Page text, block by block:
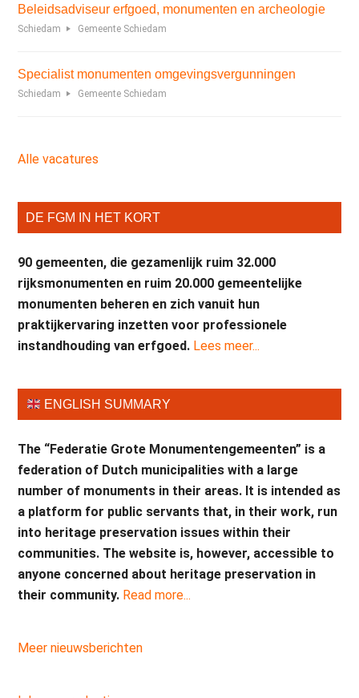
Beleidsadviseur erfgoed, monumenten en archeologie
Schiedam Gemeente Schiedam
Specialist monumenten omgevingsvergunningen
Schiedam Gemeente Schiedam
Alle vacatures
DE FGM IN HET KORT
90 gemeenten, die gezamenlijk ruim 32.000
rijksmonumenten en ruim 20.000 gemeentelijke
monumenten beheren en zich vanuit hun
praktijkervaring inzetten voor professionele
instandhouding van erfgoed. Lees meer...
ENGLISH SUMMARY
The “Federatie Grote Monumentengemeenten” is a
federation of Dutch municipalities with a large
number of monuments in their areas. It is intended as
a platform for public servants that, in their work, run
into heritage preservation issues within their
communities. The website is, however, accessible to
anyone concerned about heritage preservation in
their community. Read more...
Meer nieuwsberichten